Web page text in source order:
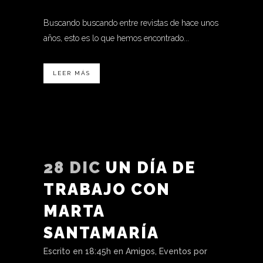
Buscando buscando entre revistas de hace unos
años, esto es lo que hemos encontrado...
LEER MÁS
28 DIC UN DÍA DE
TRABAJO CON
MARTA
SANTAMARÍA
Escrito en 18:45h en Amigos, Eventos por